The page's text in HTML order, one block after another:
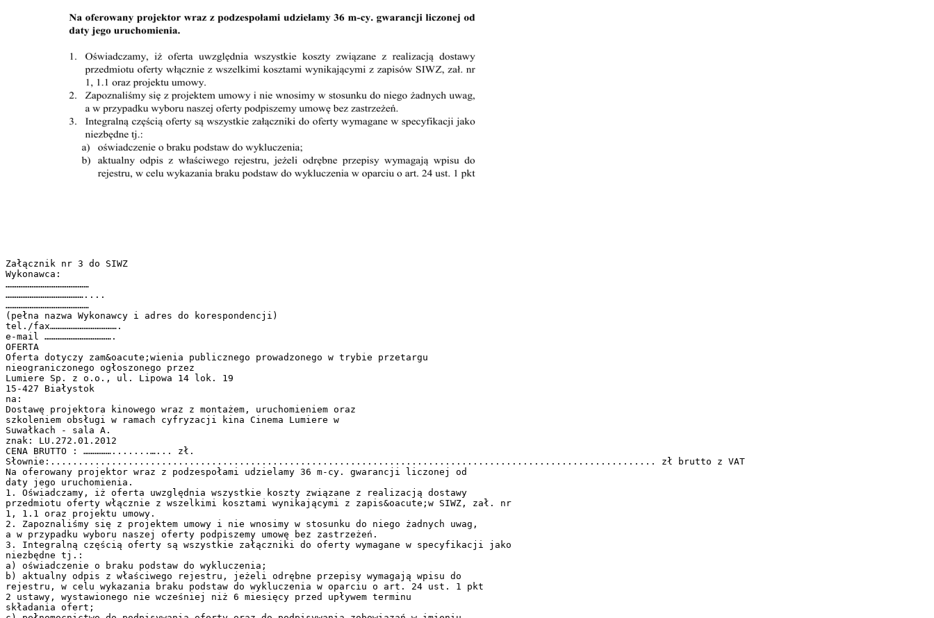
Załącznik nr 3 do SIWZ
Wykonawca:
………………………………………
……………………………………....
………………………………………
(pełna nazwa Wykonawcy i adres do korespondencji)
tel./fax……………………………….
e-mail ……………………………….
OFERTA
Oferta dotyczy zam&oacute;wienia publicznego prowadzonego w trybie przetargu
nieograniczonego ogłoszonego przez
Lumiere Sp. z o.o., ul. Lipowa 14 lok. 19
15-427 Białystok
na:
Dostawę projektora kinowego wraz z montażem, uruchomieniem oraz
szkoleniem obsługi w ramach cyfryzacji kina Cinema Lumiere w
Suwałkach - sala A.
znak: LU.272.01.2012
CENA BRUTTO : …………….......…... zł.
Słownie:............................................................................................................. zł brutto z VAT
Na oferowany projektor wraz z podzespołami udzielamy 36 m-cy. gwarancji liczonej od
daty jego uruchomienia.
1. Oświadczamy, iż oferta uwzględnia wszystkie koszty związane z realizacją dostawy
przedmiotu oferty włącznie z wszelkimi kosztami wynikającymi z zapis&oacute;w SIWZ, zał. nr
1, 1.1 oraz projektu umowy.
2. Zapoznaliśmy się z projektem umowy i nie wnosimy w stosunku do niego żadnych uwag,
a w przypadku wyboru naszej oferty podpiszemy umowę bez zastrzeżeń.
3. Integralną częścią oferty są wszystkie załączniki do oferty wymagane w specyfikacji jako
niezbędne tj.:
a) oświadczenie o braku podstaw do wykluczenia;
b) aktualny odpis z właściwego rejestru, jeżeli odrębne przepisy wymagają wpisu do
rejestru, w celu wykazania braku podstaw do wykluczenia w oparciu o art. 24 ust. 1 pkt
2 ustawy, wystawionego nie wcześniej niż 6 miesięcy przed upływem terminu
składania ofert;